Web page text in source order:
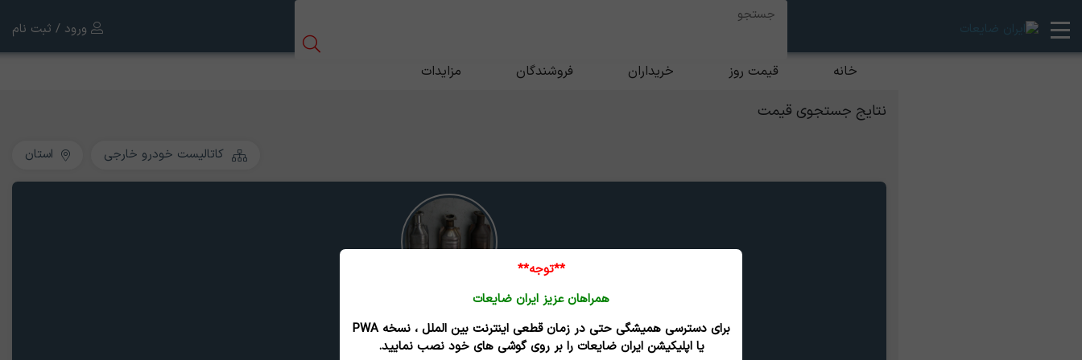
ورود / ثبت نام
خانه قیمت روز خریداران فروشندگان مزایدات
نتایج جستجوی قیمت
کاتالیست خودرو خارجی استان
کاتالیست خودرو خارجی
تاریخ بروزرسانی : 05/05/16
**توجه**
همراهان عزیز ایران ضایعات
برای دسترسی همیشگی حتی در زمان قطعی اینترنت بین الملل ، نسخه PWA
یا اپلیکیشن ایران ضایعات را بر روی گوشی های خود نصب نمایید.